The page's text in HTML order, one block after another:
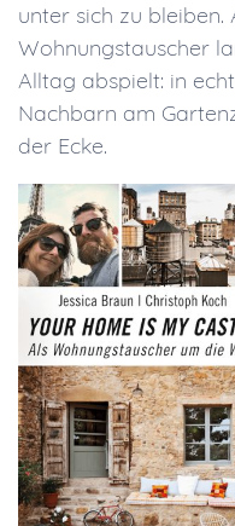
unter sich zu bleiben.
Wohnungstauscher
Alltag abspielt: in
Nachbarn am
der Ecke.